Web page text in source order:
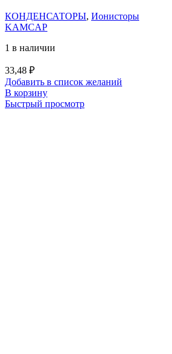
КОНДЕНСАТОРЫ, Ионисторы
KAMCAP
1 в наличии
33,48 ₽
Добавить в список желаний
В корзину
Быстрый просмотр